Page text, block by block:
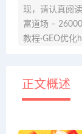
现，请认真阅
富道场 –
教程·GEO优
正文概述